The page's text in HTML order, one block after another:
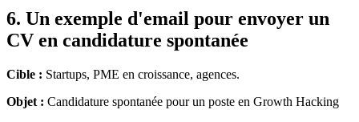
6. Un exemple d'email pour envoyer un
CV en candidature spontanée
Cible : Startups, PME en croissance, agences.
Objet : Candidature spontanée pour un poste en Growth Hacking